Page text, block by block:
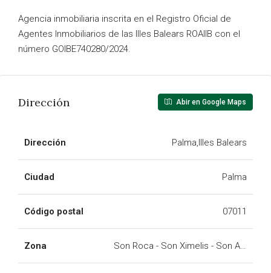
Agencia inmobiliaria inscrita en el Registro Oficial de
Agentes Inmobiliarios de las Illes Balears ROAIIB con el
número GOIBE740280/2024.
Dirección Abir en Google Maps
Dirección Palma,Illes Balears
Ciudad Palma
Código postal 07011
Zona Son Roca - Son Ximelis - Son Anglada